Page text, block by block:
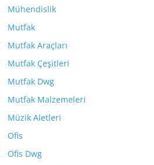
Mühendislik
Mutfak
Mutfak Araçları
Mutfak Çeşitleri
Mutfak Dwg
Mutfak Malzemeleri
Müzik Aletleri
Ofis
Ofis Dwg